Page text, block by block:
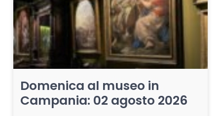
Domenica al museo in
Campania: 02 agosto 2026